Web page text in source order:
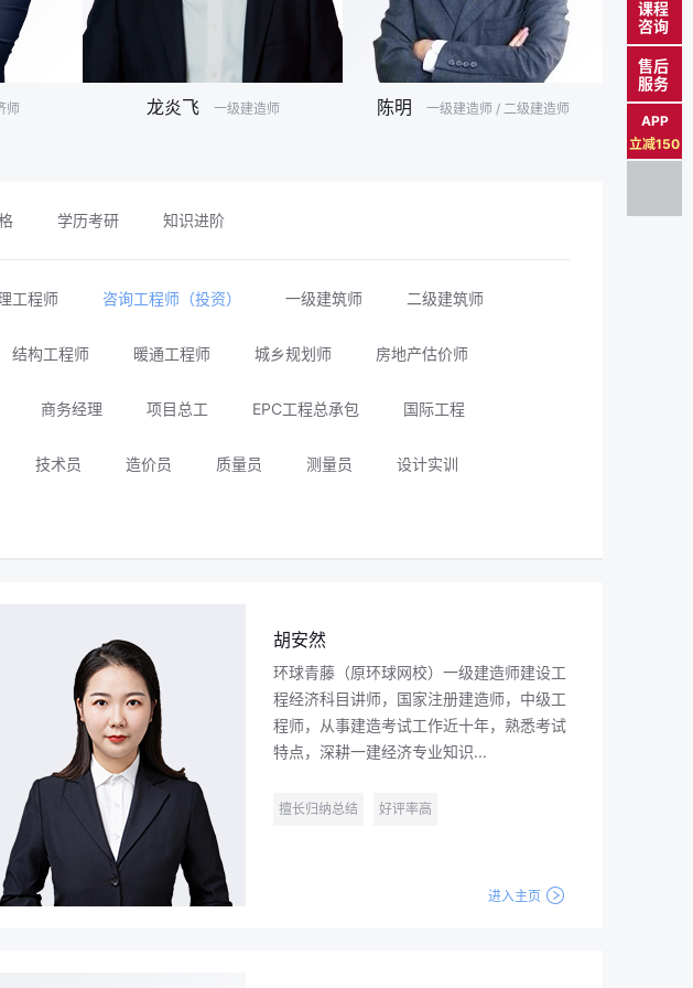
师 龙炎飞 一级建造师 陈明 一级建造师 / 二级建造师 柯
学历考研 知识进阶
工程师 咨询工程师（投资） 一级建筑师 二级建筑师
结构工程师 暖通工程师 城乡规划师 房地产估价师
商务经理 项目总工 EPC工程总承包 国际工程
技术员 造价员 质量员 测量员 设计实训
胡安然
环球青藤（原环球网校）一级建造师建设工
程经济科目讲师，国家注册建造师，中级工
程师，从事建造考试工作近十年，熟悉考试
特点，深耕一建经济专业知识...
擅长归纳总结 好评率高
进入主页
课程
咨询
售后
服务
APP
立减150